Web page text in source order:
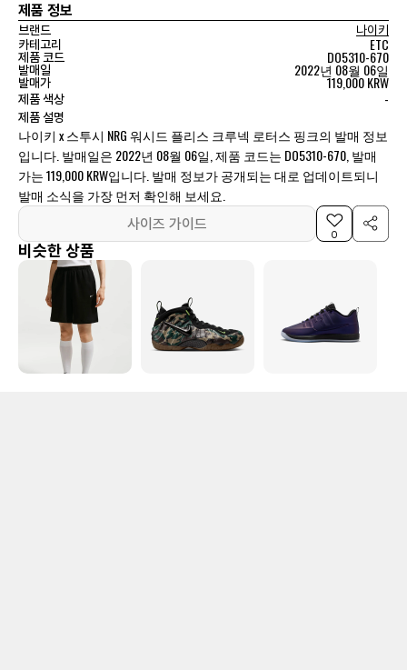
제품 정보
브랜드
나이키
카테고리
ETC
제품 코드 DO5310-670
발매일 2022년 08월 06일
발매가 119,000 KRW
제품 색상 -
제품 설명
나이키 x 스투시 NRG 워시드 플리스 크루넥 로터스 핑크의 발매 정보
입니다. 발매일은 2022년 08월 06일, 제품 코드는 DO5310-670, 발매
가는 119,000 KRW입니다. 발매 정보가 공개되는 대로 업데이트되니
발매 소식을 가장 먼저 확인해 보세요.
사이즈 가이드
0
비슷한 상품